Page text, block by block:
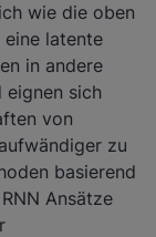
wie die oben
eine latente
in andere
eignen sich
von
zu
basierend
Ansätze